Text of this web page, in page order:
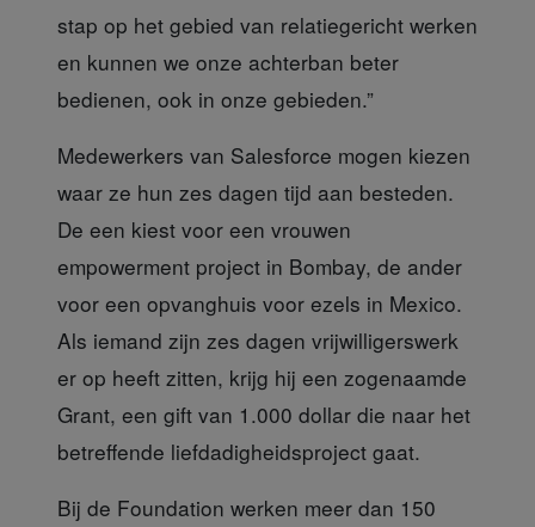
stap op het gebied van relatiegericht werken
en kunnen we onze achterban beter
bedienen, ook in onze gebieden.”
Medewerkers van Salesforce mogen kiezen
waar ze hun zes dagen tijd aan besteden.
De een kiest voor een vrouwen
empowerment project in Bombay, de ander
voor een opvanghuis voor ezels in Mexico.
Als iemand zijn zes dagen vrijwilligerswerk
er op heeft zitten, krijg hij een zogenaamde
Grant, een gift van 1.000 dollar die naar het
betreffende liefdadigheidsproject gaat.
Bij de Foundation werken meer dan 150